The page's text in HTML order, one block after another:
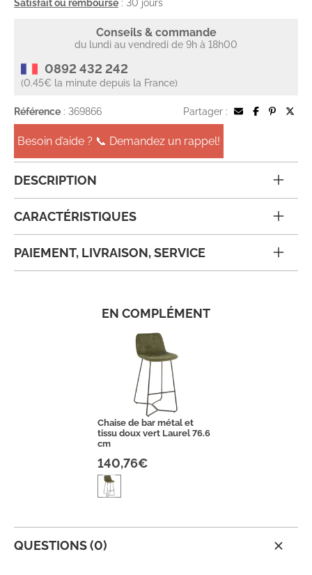
Satisfait ou remboursé : 30 jours
Conseils & commande
du lundi au vendredi de 9h à 18h00
0892 432 242
(0.45€ la minute depuis la France)
Référence : 369866 Partager :
Besoin d’aide ? 📞 Demandez un rappel!
DESCRIPTION
CARACTÉRISTIQUES
PAIEMENT, LIVRAISON, SERVICE
EN COMPLÉMENT
Chaise de bar métal et
tissu doux vert Laurel 76.6
cm
140,76€
QUESTIONS (0)